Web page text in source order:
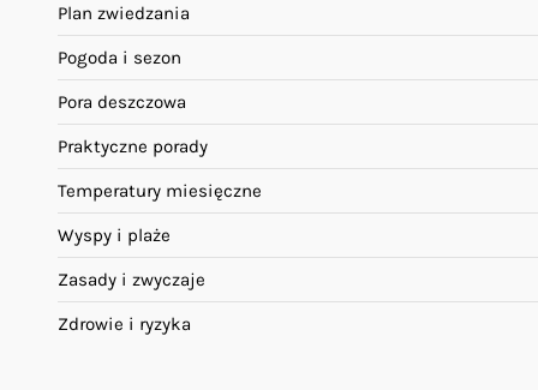
Plan zwiedzania
Pogoda i sezon
Pora deszczowa
Praktyczne porady
Temperatury miesięczne
Wyspy i plaże
Zasady i zwyczaje
Zdrowie i ryzyka